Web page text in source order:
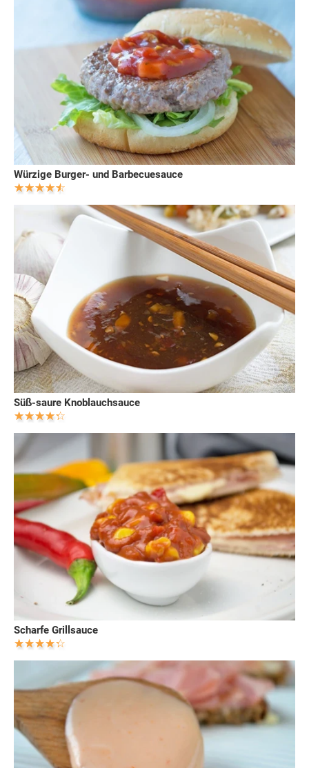
Würzige Burger- und Barbecuesauce
Süß-saure Knoblauchsauce
Scharfe Grillsauce